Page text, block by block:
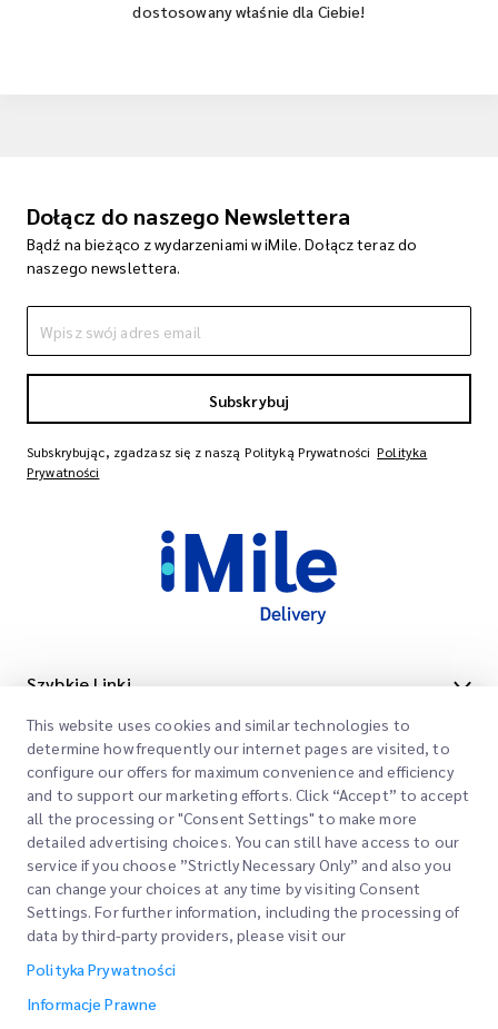
dostosowany właśnie dla Ciebie!
Dołącz do naszego Newslettera
Bądź na bieżąco z wydarzeniami w iMile. Dołącz teraz do
naszego newslettera.
Subskrybuj
Subskrybując, zgadzasz się z naszą Polityką Prywatności Polityka
Prywatności
Szybkie Linki
Lokalizacje Biur
Poproś o Wycenę
Logowanie Klienta
Rejestracja
Śledź swoje Zamówienie
Firma
O Nas
Kariera
BLOG
ESG
Partner Serwisowy Kanałów
Nasze Usługi
Express customs clearance
Informacje Prawne
This website uses cookies and similar technologies to
determine how frequently our internet pages are visited, to
configure our offers for maximum convenience and efficiency
and to support our marketing efforts. Click “Accept” to accept
all the processing or "Consent Settings" to make more
detailed advertising choices. You can still have access to our
service if you choose ”Strictly Necessary Only” and also you
can change your choices at any time by visiting Consent
Settings. For further information, including the processing of
data by third-party providers, please visit our
Polityka Prywatności
Informacje Prawne